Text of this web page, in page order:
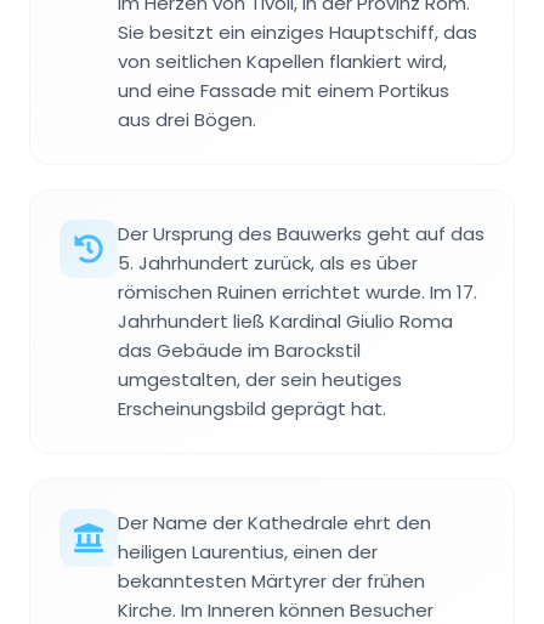
Sie besitzt ein einziges Hauptschiff, das
von seitlichen Kapellen flankiert wird,
und eine Fassade mit einem Portikus
aus drei Bögen.
Der Ursprung des Bauwerks geht auf das
5. Jahrhundert zurück, als es über
römischen Ruinen errichtet wurde. Im 17.
Jahrhundert ließ Kardinal Giulio Roma
das Gebäude im Barockstil
umgestalten, der sein heutiges
Erscheinungsbild geprägt hat.
Der Name der Kathedrale ehrt den
heiligen Laurentius, einen der
bekanntesten Märtyrer der frühen
Kirche. Im Inneren können Besucher